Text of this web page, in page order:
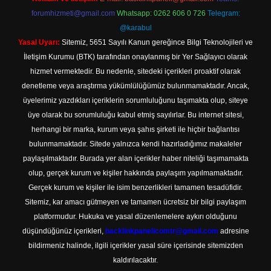
forumhizmeti@gmail.com Whatsapp: 0262 606 0 726 Telegram:
@karabul
Yasal Uyarı: Sitemiz, 5651 Sayılı Kanun gereğince Bilgi Teknolojileri ve
İletişim Kurumu (BTK) tarafından onaylanmış bir Yer Sağlayıcı olarak
hizmet vermektedir. Bu nedenle, sitedeki içerikleri proaktif olarak
denetleme veya araştırma yükümlülüğümüz bulunmamaktadır. Ancak,
üyelerimiz yazdıkları içeriklerin sorumluluğunu taşımakta olup, siteye
üye olarak bu sorumluluğu kabul etmiş sayılırlar. Bu internet sitesi,
herhangi bir marka, kurum veya şahıs şirketi ile hiçbir bağlantısı
bulunmamaktadır. Sitede yalnızca kendi hazırladığımız makaleler
paylaşılmaktadır. Burada yer alan içerikler haber niteliği taşımamakta
olup, gerçek kurum ve kişiler hakkında paylaşım yapılmamaktadır.
Gerçek kurum ve kişiler ile isim benzerlikleri tamamen tesadüfidir.
Sitemiz, kar amacı gütmeyen ve tamamen ücretsiz bir bilgi paylaşım
platformudur. Hukuka ve yasal düzenlemelere aykırı olduğunu
düşündüğünüz içerikleri, backlinkpanelicomtr@gmail.com adresine
bildirmeniz halinde, ilgili içerikler yasal süre içerisinde sitemizden
kaldırılacaktır.